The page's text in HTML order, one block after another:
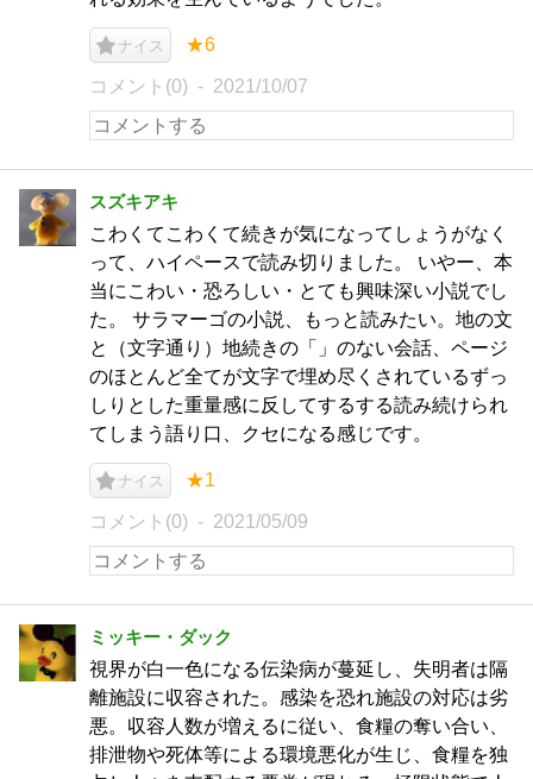
ナイス ★6
コメント(0) 2021/10/07
スズキアキ
こわくてこわくて続きが気になってしょうがなく
って、ハイペースで読み切りました。 いやー、本
当にこわい・恐ろしい・とても興味深い小説でし
た。 サラマーゴの小説、もっと読みたい。地の文
と（文字通り）地続きの「」のない会話、ページ
のほとんど全てが文字で埋め尽くされているずっ
しりとした重量感に反してするする読み続けられ
てしまう語り口、クセになる感じです。
ナイス ★1
コメント(0) 2021/05/09
ミッキー・ダック
視界が白一色になる伝染病が蔓延し、失明者は隔
離施設に収容された。感染を恐れ施設の対応は劣
悪。収容人数が増えるに従い、食糧の奪い合い、
排泄物や死体等による環境悪化が生じ、食糧を独